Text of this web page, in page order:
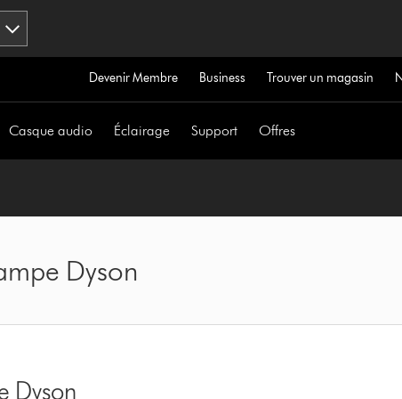
Devenir Membre Business Trouver un magasin
Casque audio Éclairage Support Offres
Dyson
Dyson